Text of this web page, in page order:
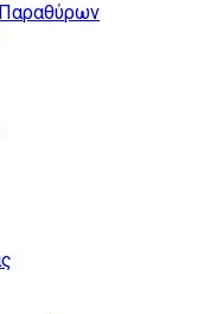
Παραθύρων